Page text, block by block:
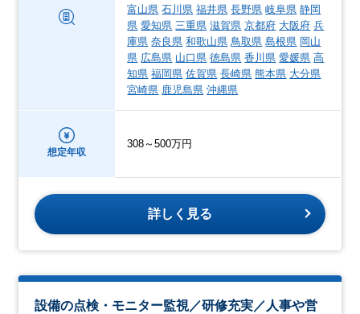
富山県 石川県 福井県 長野県 岐阜県 静岡
県 愛知県 三重県 滋賀県 京都府 大阪府 兵
庫県 奈良県 和歌山県 鳥取県 島根県 岡山
県 広島県 山口県 徳島県 香川県 愛媛県 高
知県 福岡県 佐賀県 長崎県 熊本県 大分県
宮崎県 鹿児島県 沖縄県
想定年収
308～500万円
詳しく見る
設備の点検・モニター監視／研修充実／人事や営